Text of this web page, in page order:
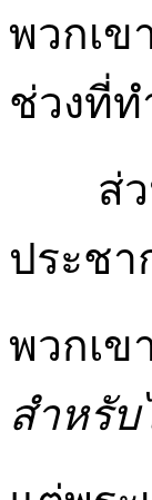
พวกเข
ช่วงที่ท
ส่วน
ประชา
พวกเข
สำหรั